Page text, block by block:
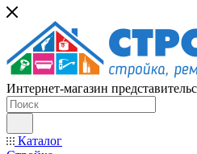
Интернет-магазин
Каталог